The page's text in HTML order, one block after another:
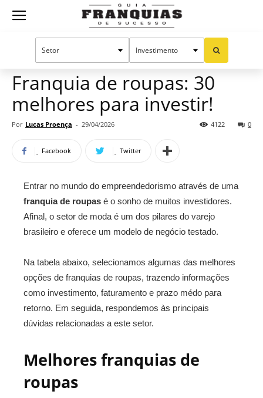
Guia
Oportunidades e tendências
Franquia de roupas: 30
melhores para investir!
Por Lucas Proença - 29/04/2026 0
4122
Facebook Twitter
Entrar no mundo do empreendedorismo através de uma
franquia de roupas é o sonho de muitos investidores.
Afinal, o setor de moda é um dos pilares do varejo
brasileiro e oferece um modelo de negócio testado.
Na tabela abaixo, selecionamos algumas das melhores
opções de franquias de roupas, trazendo informações
como investimento, faturamento e prazo médo para
retorno. Em seguida, respondemos às principais
dúvidas relacionadas a este setor.
Melhores franquias de
roupas